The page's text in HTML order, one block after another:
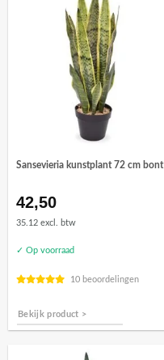
Sansevieria kunstplant 72 cm bont
42,50
35.12 excl. btw
✓ Op voorraad
10 beoordelingen
Bekijk product >